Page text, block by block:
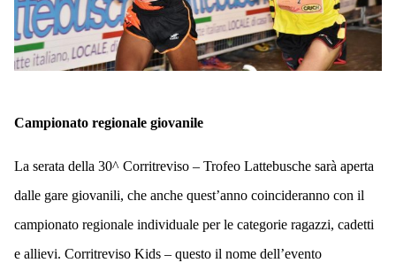
Campionato regionale giovanile
La serata della 30^ Corritreviso – Trofeo Lattebusche sarà aperta
dalle gare giovanili, che anche quest’anno coincideranno con il
campionato regionale individuale per le categorie ragazzi, cadetti
e allievi. Corritreviso Kids – questo il nome dell’evento